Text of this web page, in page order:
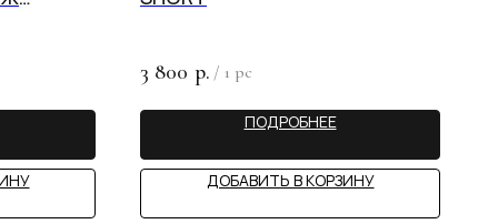
3 800 р. / 1 pc
ПОДРОБНЕЕ
ДОБАВИТЬ В КОРЗИНУ